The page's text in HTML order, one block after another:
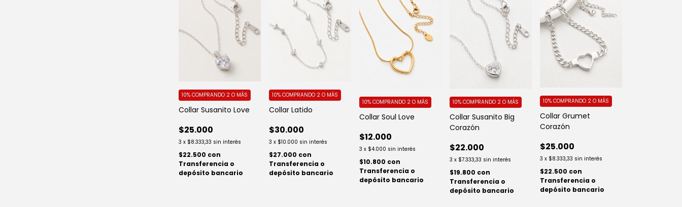
Collar Susanito Love
$25.000
3 x $8.333,33 sin interés
10%COMPRANDO 2 O MÁS
$22.500 con
Transferencia o
depósito bancario
Collar Latido
$30.000
3 x $10.000 sin interés
10%COMPRANDO 2 O MÁS
$27.000 con
Transferencia o
depósito bancario
Collar Soul Love
$12.000
3 x $4.000 sin interés
10%COMPRANDO 2 O MÁS
$10.800 con
Transferencia o
depósito bancario
Collar Susanito Big
Corazón
$22.000
3 x $7.333,33 sin interés
10%COMPRANDO 2 O MÁS
$19.800 con
Transferencia o
depósito bancario
Collar Grumet
Corazón
$25.000
3 x $8.333,33 sin interés
10%COMPRANDO 2 O MÁS
$22.500 con
Transferencia o
depósito bancario